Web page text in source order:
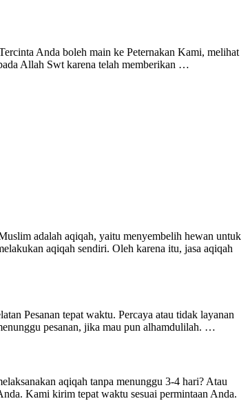
Anda boleh main ke Peternakan Kami, melihat
Allah Swt karena telah memberikan …
adalah aqiqah, yaitu menyembelih hewan untuk
aqiqah sendiri. Oleh karena itu, jasa aqiqah
Pesanan tepat waktu. Percaya atau tidak layanan
pesanan, jika mau pun alhamdulilah. …
aqiqah tanpa menunggu 3-4 hari? Atau
Kami kirim tepat waktu sesuai permintaan Anda.